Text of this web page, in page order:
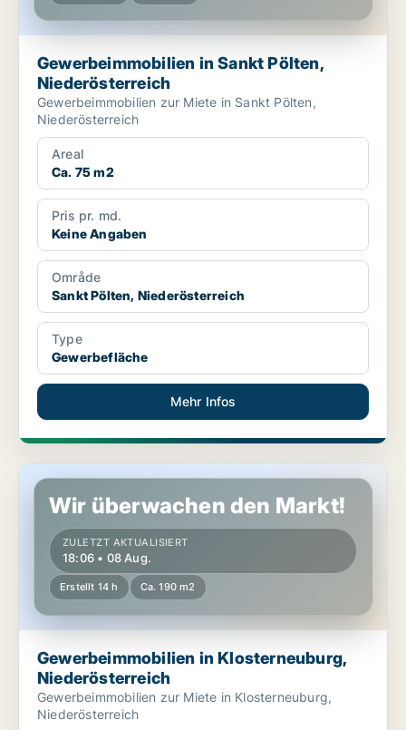
Gewerbeimmobilien in Sankt Pölten,
Niederösterreich
Gewerbeimmobilien zur Miete in Sankt Pölten,
Niederösterreich
Areal
Ca. 75 m2
Pris pr. md.
Keine Angaben
Område
Sankt Pölten, Niederösterreich
Type
Gewerbefläche
Mehr Infos
Gewerbeimmobilien in Klosterneuburg, Niederösterreich
Wir überwachen den Markt!
ZULETZT AKTUALISIERT
18:06 • 08 Aug.
Erstellt 14 h Ca. 190 m2
Gewerbeimmobilien in Klosterneuburg,
Niederösterreich
Gewerbeimmobilien zur Miete in Klosterneuburg,
Niederösterreich